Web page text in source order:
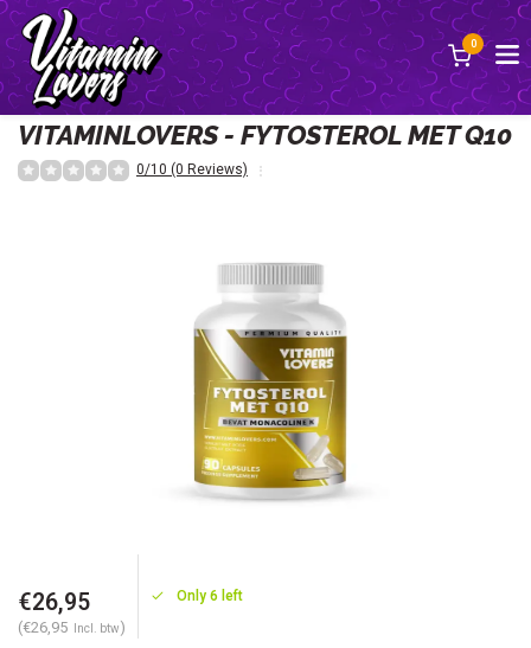
0
Terug
VITAMINLOVERS - FYTOSTEROL MET Q10
0/10 (0 Reviews)
€26,95
(€26,95 Incl. btw)
Only 6 left